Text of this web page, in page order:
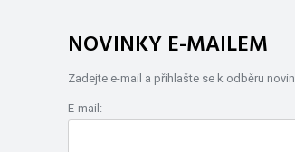
NOVINKY E-MAILEM
Zadejte e-mail a přihlašte se k odběru
E-mail: